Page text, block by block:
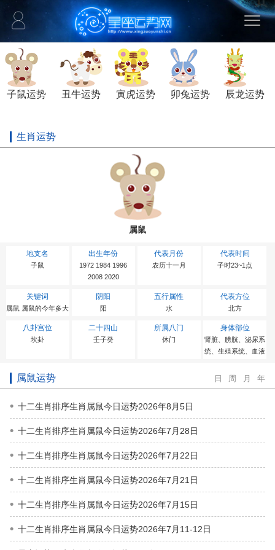
子鼠运势 丑牛运势 寅虎运势 卯兔运势 辰龙运势
生肖运势
属鼠
地支名
子鼠
出生年份
1972 1984 1996
2008 2020
代表月份
农历十一月
代表时间
子时23~1点
关键词
属鼠 属鼠的今年多大
阴阳
阳
五行属性
水
代表方位
北方
八卦宫位
坎卦
二十四山
壬子癸
所属八门
休门
身体部位
肾脏、膀胱、泌尿系
统、生殖系统、血液
属鼠运势 日 周 月 年
十二生肖排序生肖属鼠今日运势2026年8月5日
十二生肖排序生肖属鼠今日运势2026年7月28日
十二生肖排序生肖属鼠今日运势2026年7月22日
十二生肖排序生肖属鼠今日运势2026年7月21日
十二生肖排序生肖属鼠今日运势2026年7月15日
十二生肖排序生肖属鼠今日运势2026年7月11-12日